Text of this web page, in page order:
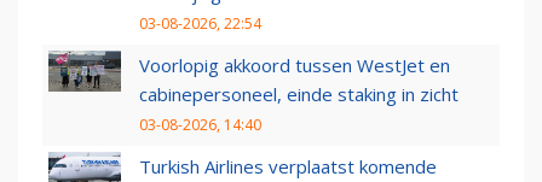
03-08-2026, 22:54
Voorlopig akkoord tussen WestJet en
cabinepersoneel, einde staking in zicht
03-08-2026, 14:40
Turkish Airlines verplaatst komende